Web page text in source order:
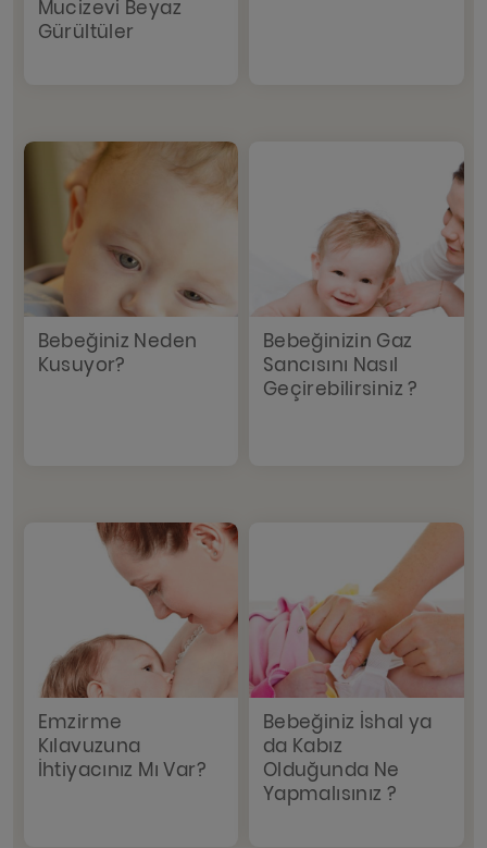
Mucizevi Beyaz
Gürültüler
Bebeğiniz Neden
Kusuyor?
Bebeğinizin Gaz
Sancısını Nasıl
Geçirebilirsiniz ?
Emzirme
Kılavuzuna
İhtiyacınız Mı Var?
Bebeğiniz İshal ya
da Kabız
Olduğunda Ne
Yapmalısınız ?